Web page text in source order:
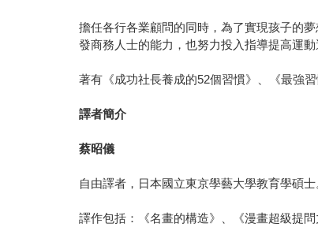
擔任各行各業顧問的同時，為了實現孩子的
發商務人士的能力，也努力投入指導提高運動
著有《成功社長養成的52個習慣》、《最強習
譯者簡介
蔡昭儀
自由譯者，日本國立東京學藝大學教育學碩士
譯作包括：《名畫的構造》、《漫畫超級提